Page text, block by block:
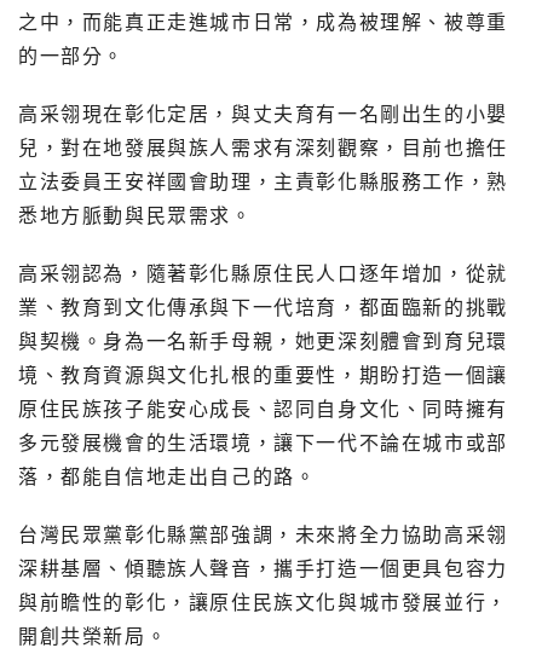
之中，而能真正走進城市日常，成為被理解、被尊重
的一部分。
高采翎現在彰化定居，與丈夫育有一名剛出生的小嬰
兒，對在地發展與族人需求有深刻觀察，目前也擔任
立法委員王安祥國會助理，主責彰化縣服務工作，熟
悉地方脈動與民眾需求。
高采翎認為，隨著彰化縣原住民人口逐年增加，從就
業、教育到文化傳承與下一代培育，都面臨新的挑戰
與契機。身為一名新手母親，她更深刻體會到育兒環
境、教育資源與文化扎根的重要性，期盼打造一個讓
原住民族孩子能安心成長、認同自身文化、同時擁有
多元發展機會的生活環境，讓下一代不論在城市或部
落，都能自信地走出自己的路。
台灣民眾黨彰化縣黨部強調，未來將全力協助高采翎
深耕基層、傾聽族人聲音，攜手打造一個更具包容力
與前瞻性的彰化，讓原住民族文化與城市發展並行，
開創共榮新局。